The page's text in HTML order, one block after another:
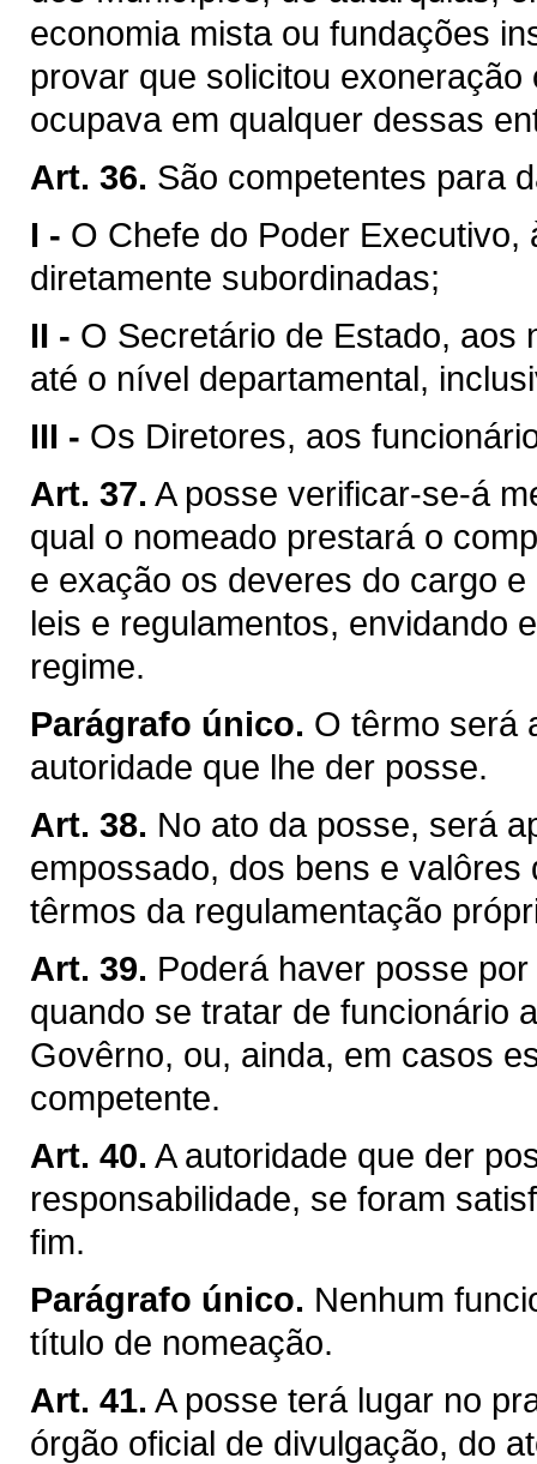
economia mista ou fundações
provar que solicitou
ocupava em qualquer dessas
Art. 36. São competentes para
I - O Chefe do Poder
diretamente subordinadas;
II - O Secretário de Estado, aos
até o nível departamental,
III - Os Diretores, aos
Art. 37. A posse verificar-se-á
qual o nomeado prestará o
e exação os deveres do cargo
leis e regulamentos, envidando
regime.
Parágrafo único. O têrmo será
autoridade que lhe der posse.
Art. 38. No ato da posse, será
empossado, dos bens e
têrmos da regulamentação
Art. 39. Poderá haver posse
quando se tratar de funcionário
Govêrno, ou, ainda, em casos
competente.
Art. 40. A autoridade que der
responsabilidade, se foram
fim.
Parágrafo único. Nenhum
título de nomeação.
Art. 41. A posse terá lugar no
órgão oficial de divulgação, do